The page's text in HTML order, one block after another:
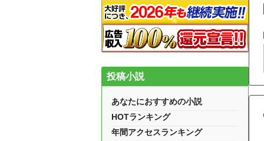
投稿小説
あなたにおすすめの小説
HOTランキング
年間アクセスランキング